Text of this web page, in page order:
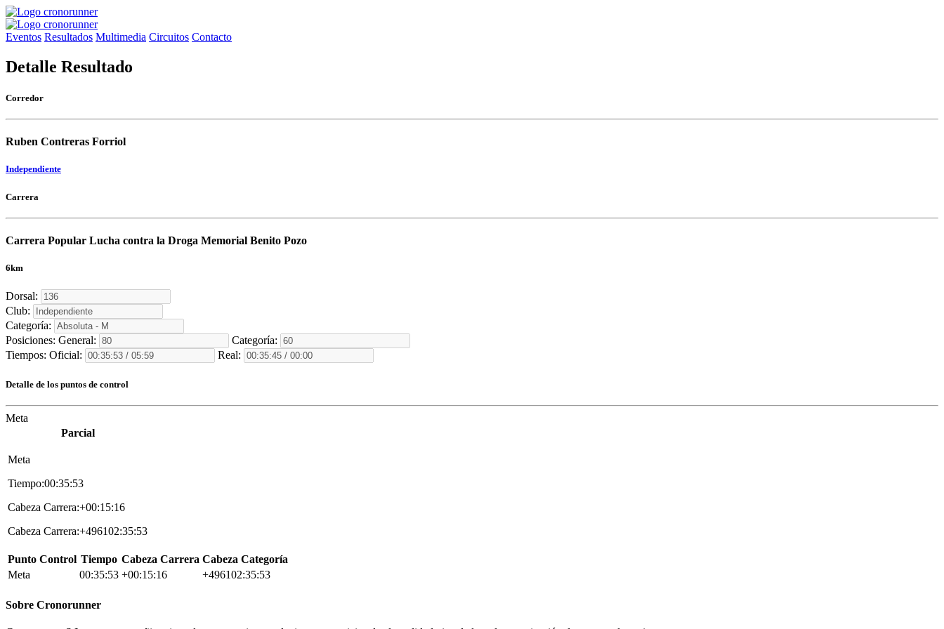
Eventos Resultados Multimedia Circuitos Contacto
Detalle Resultado
Corredor
Ruben Contreras Forriol
Independiente
Carrera
Carrera Popular Lucha contra la Droga Memorial Benito Pozo
6km
Dorsal:
Club:
Categoría:
Posiciones: General:
Categoría:
Tiempos: Oficial: Real:
Detalle de los puntos de control
Meta
Parcial
Meta
Tiempo:00:35:53
Cabeza Carrera:+00:15:16
Cabeza Carrera:+496102:35:53
Punto Control Tiempo Cabeza Carrera Cabeza Categoría
Meta
00:35:53 +00:15:16 +496102:35:53
Sobre Cronorunner